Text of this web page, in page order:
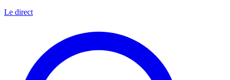
Le direct